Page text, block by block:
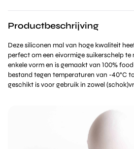
Productbeschrijving
Deze siliconen mal van hoge kwaliteit
perfect om een eivormige suikerschelp te
enkele vorm en is gemaakt van 100%
bestand tegen temperaturen van -40°C
geschikt is voor gebruik in zowel